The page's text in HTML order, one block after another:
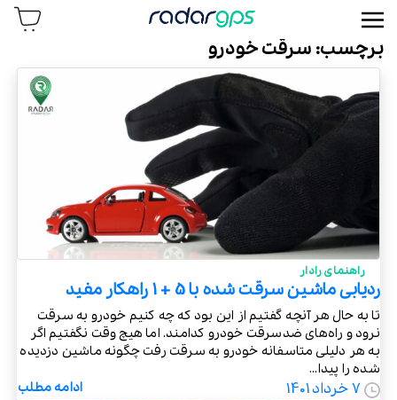
رادار جی پی اس
برچسب: سرقت خودرو
راهنمای رادار
ردیابی ماشین سرقت شده با 5 + 1 راهکار مفید
تا به حال هر آنچه گفتیم از این بود که چه کنیم خودرو به سرقت
نرود و راه‌های ضدسرقت خودرو کدامند. اما هیچ وقت نگفتیم اگر
به هر دلیلی متاسفانه خودرو به سرقت رفت چگونه ماشین دزدیده
شده را پیدا...
7 خرداد 1401 ادامه مطلب